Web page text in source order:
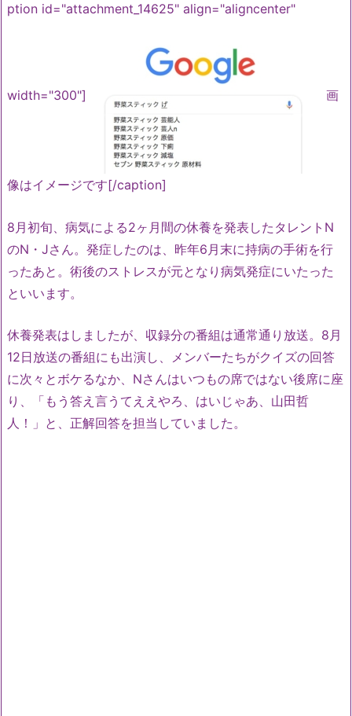
ption id="attachment_14625" align="aligncenter"
width="300"] 画
像はイメージです[/caption]
8月初旬、病気による2ヶ月間の休養を発表したタレントN
のN・Jさん。発症したのは、昨年6月末に持病の手術を行
ったあと。術後のストレスが元となり病気発症にいたった
といいます。
休養発表はしましたが、収録分の番組は通常通り放送。8月
12日放送の番組にも出演し、メンバーたちがクイズの回答
に次々とボケるなか、Nさんはいつもの席ではない後席に座
り、「もう答え言うてええやろ、はいじゃあ、山田哲
人！」と、正解回答を担当していました。